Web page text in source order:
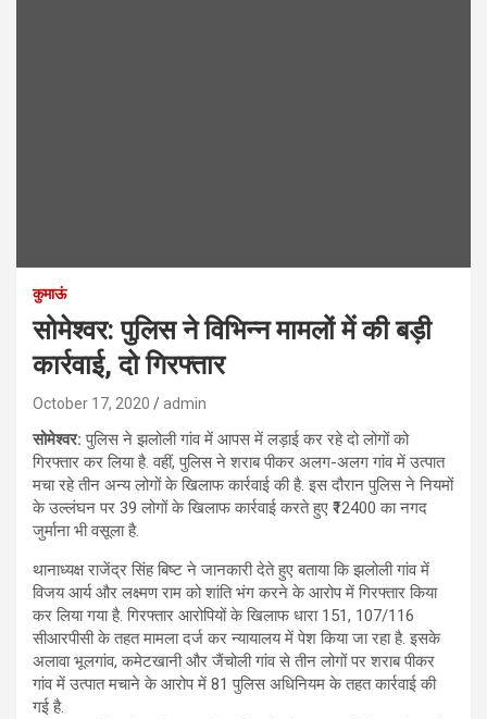
कुमाऊं
सोमेश्वर: पुलिस ने विभिन्न मामलों में की बड़ी
कार्रवाई, दो गिरफ्तार
October 17, 2020 admin
सोमेश्वर: पुलिस ने झलोली गांव में आपस में लड़ाई कर रहे दो लोगों को
गिरफ्तार कर लिया है. वहीं, पुलिस ने शराब पीकर अलग-अलग गांव में उत्पात
मचा रहे तीन अन्य लोगों के खिलाफ कार्रवाई की है. इस दौरान पुलिस ने नियमों
के उल्लंघन पर 39 लोगों के खिलाफ कार्रवाई करते हुए ₹12400 का नगद
जुर्माना भी वसूला है.
थानाध्यक्ष राजेंद्र सिंह बिष्ट ने जानकारी देते हुए बताया कि झलोली गांव में
विजय आर्य और लक्ष्मण राम को शांति भंग करने के आरोप में गिरफ्तार किया
कर लिया गया है. गिरफ्तार आरोपियों के खिलाफ धारा 151, 107/116
सीआरपीसी के तहत मामला दर्ज कर न्यायालय में पेश किया जा रहा है. इसके
अलावा भूलगांव, कमेटखानी और जैंचोली गांव से तीन लोगों पर शराब पीकर
गांव में उत्पात मचाने के आरोप में 81 पुलिस अधिनियम के तहत कार्रवाई की
गई है.